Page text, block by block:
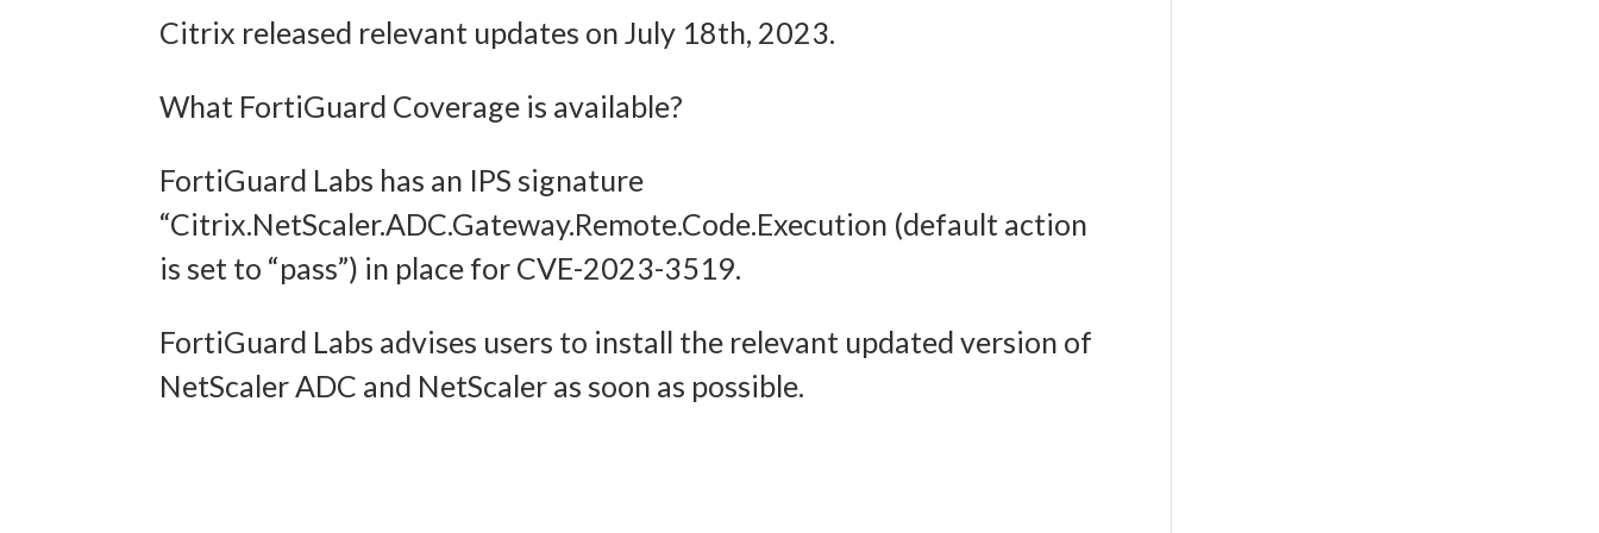
und Inhalten, Ihre Entscheidungen zum Datenschutz speichern und
Citrix released relevant updates on July 18th, 2023.
What FortiGuard Coverage is available?
FortiGuard Labs has an IPS signature
“Citrix.NetScaler.ADC.Gateway.Remote.Code.Execution (default action
is set to “pass”) in place for CVE-2023-3519.
FortiGuard Labs advises users to install the relevant updated version of
NetScaler ADC and NetScaler as soon as possible.